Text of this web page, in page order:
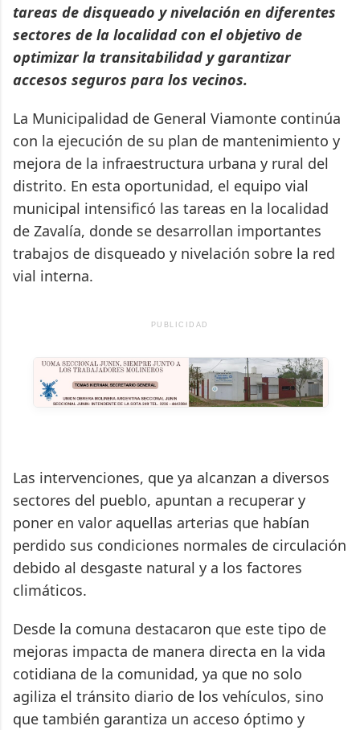
tareas de disqueado y nivelación en diferentes
sectores de la localidad con el objetivo de
optimizar la transitabilidad y garantizar
accesos seguros para los vecinos.
La Municipalidad de General Viamonte continúa
con la ejecución de su plan de mantenimiento y
mejora de la infraestructura urbana y rural del
distrito. En esta oportunidad, el equipo vial
municipal intensificó las tareas en la localidad
de Zavalía, donde se desarrollan importantes
trabajos de disqueado y nivelación sobre la red
vial interna.
PUBLICIDAD
Las intervenciones, que ya alcanzan a diversos
sectores del pueblo, apuntan a recuperar y
poner en valor aquellas arterias que habían
perdido sus condiciones normales de circulación
debido al desgaste natural y a los factores
climáticos.
Desde la comuna destacaron que este tipo de
mejoras impacta de manera directa en la vida
cotidiana de la comunidad, ya que no solo
agiliza el tránsito diario de los vehículos, sino
que también garantiza un acceso óptimo y